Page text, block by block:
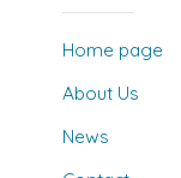
Home page
About Us
News